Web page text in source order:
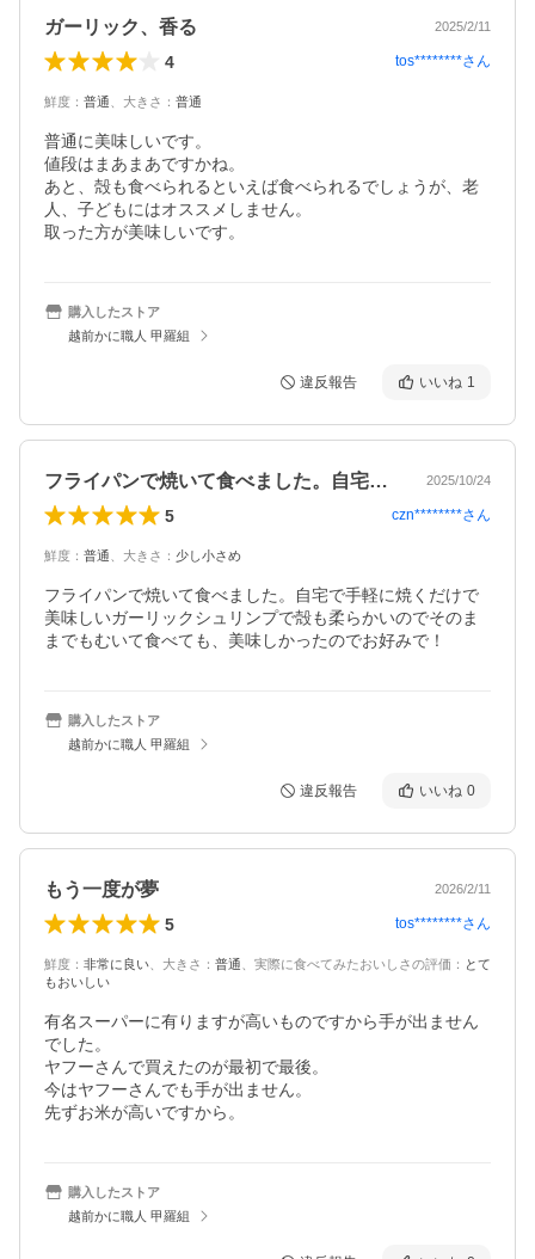
ガーリック、香る 2025/2/11
4 tos********さん
鮮度 ： 普通 大きさ ： 普通
普通に美味しいです。
値段はまあまあですかね。
あと、殻も食べられるといえば食べられるでしょうが、老
人、子どもにはオススメしません。
取った方が美味しいです。
購入したストア
越前かに職人 甲羅組
違反報告 いいね 1
フライパンで焼いて食べました。自宅で手… 2025/10/24
5 czn********さん
鮮度 ： 普通 大きさ ： 少し小さめ
フライパンで焼いて食べました。自宅で手軽に焼くだけで
美味しいガーリックシュリンプで殻も柔らかいのでそのま
までもむいて食べても、美味しかったのでお好みで！
購入したストア
越前かに職人 甲羅組
違反報告 いいね 0
もう一度が夢 2026/2/11
5 tos********さん
鮮度 ： 非常に良い 大きさ ： 普通 実際に食べてみたおいしさの評価 ： とて
もおいしい
有名スーパーに有りますが高いものですから手が出ません
でした。
ヤフーさんで買えたのが最初で最後。
今はヤフーさんでも手が出ません。
先ずお米が高いですから。
購入したストア
越前かに職人 甲羅組